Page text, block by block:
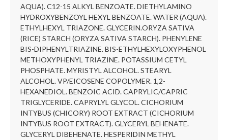
AQUA). C12-15 ALKYL BENZOATE. DIETHYLAMINO
HYDROXYBENZOYL HEXYL BENZOATE. WATER (AQUA).
ETHYLHEXYL TRIAZONE. GLYCERIN.ORYZA SATIVA
(RICE) STARCH (ORYZA SATIVA STARCH). PHENYLENE
BIS-DIPHENYLTRIAZINE. BIS-ETHYLHEXYLOXYPHENOL
METHOXYPHENYL TRIAZINE. POTASSIUM CETYL
PHOSPHATE. MYRISTYL ALCOHOL. STEARYL
ALCOHOL. VP/EICOSENE COPOLYMER. 1,2-
HEXANEDIOL. BENZOIC ACID. CAPRYLIC/CAPRIC
TRIGLYCERIDE. CAPRYLYL GLYCOL. CICHORIUM
INTYBUS (CHICORY) ROOT EXTRACT (CICHORIUM
INTYBUS ROOT EXTRACT). GLYCERYL BEHENATE.
GLYCERYL DIBEHENATE. HESPERIDIN METHYL